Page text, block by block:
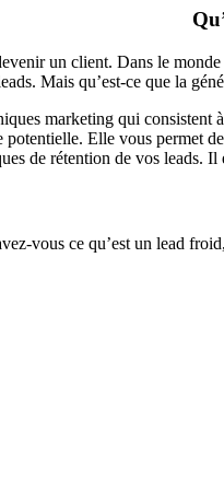
un client. Dans le
Mais qu’est-ce que la
marketing qui consistent
Elle vous permet
de rétention de vos leads.
vous ce qu’est un lead